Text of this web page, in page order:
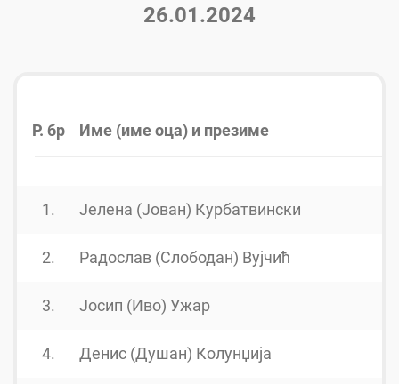
26.01.2024
Р. бр Име (име оца) и презиме
1. Јелена (Јован) Курбатвински
2. Радослав (Слободан) Вујчић
3. Јосип (Иво) Ужар
4. Денис (Душан) Колунџија